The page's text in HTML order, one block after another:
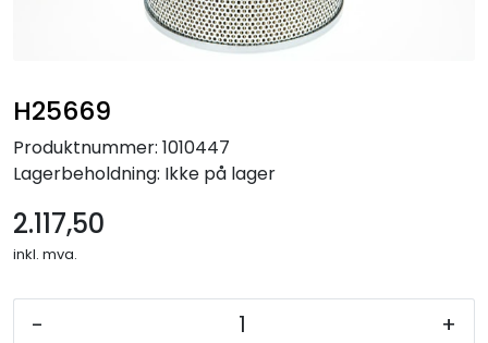
H25669
Produktnummer: 1010447
Lagerbeholdning: Ikke på lager
2.117,50
inkl. mva.
- +